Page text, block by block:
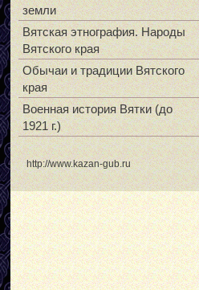
земли
Вятская этнография. Народы
Вятского края
Обычаи и традиции Вятского
края
Военная история Вятки (до
1921 г.)
http://www.kazan-gub.ru